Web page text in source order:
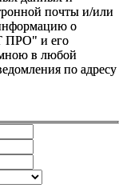
почты и/или
о
ПРО" и его
мною в любой
по адресу